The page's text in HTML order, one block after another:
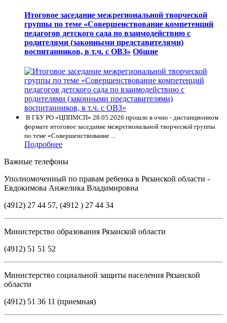
Итоговое заседание межрегиональной творческой
группы по теме «Совершенствование компетенций
педагогов детского сада по взаимодействию с
родителями (законными представителями)
воспитанников, в т.ч. с ОВЗ» Общие
В ГБУ РО «ЦППМСП» 28.05.2026 прошло в очно - дистанционном
формате итоговое заседание межрегиональной творческой группы
по теме «Совершенствование ...
Подробнее
Важные телефоны
Уполномоченный по правам ребенка в Рязанской области -
Евдокимова Анжелика Владимировна
(4912) 27 44 57, (4912 ) 27 44 34
Министерство образования Рязанской области
(4912) 51 51 52
Министерство социальной защиты населения Рязанской
области
(4912) 51 36 11 (приемная)